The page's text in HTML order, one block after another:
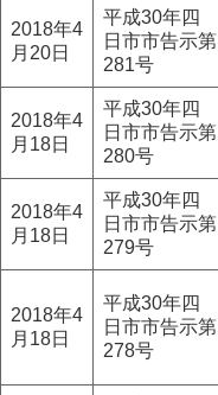
2018年4
月20日
平成30年四
日市市告示第
281号
2018年4
月18日
平成30年四
日市市告示第
280号
2018年4
月18日
平成30年四
日市市告示第
279号
2018年4
月18日
平成30年四
日市市告示第
278号